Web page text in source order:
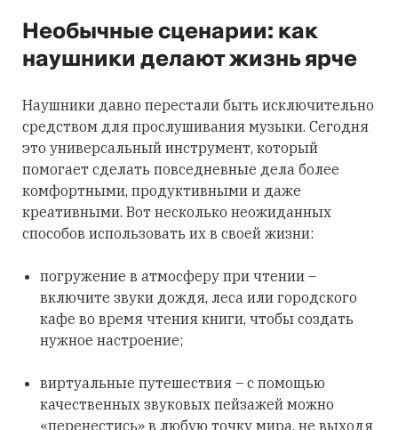
Необычные сценарии: как
наушники делают жизнь ярче
Наушники давно перестали быть исключительно
средством для прослушивания музыки. Сегодня
это универсальный инструмент, который
помогает сделать повседневные дела более
комфортными, продуктивными и даже
креативными. Вот несколько неожиданных
способов использовать их в своей жизни:
погружение в атмосферу при чтении –
включите звуки дождя, леса или городского
кафе во время чтения книги, чтобы создать
нужное настроение;
виртуальные путешествия – с помощью
качественных звуковых пейзажей можно
«перенестись» в любую точку мира, не выходя